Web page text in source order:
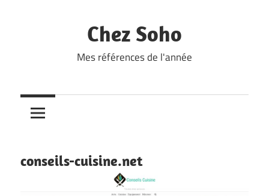
Chez Soho
Mes références de l'année
conseils-cuisine.net